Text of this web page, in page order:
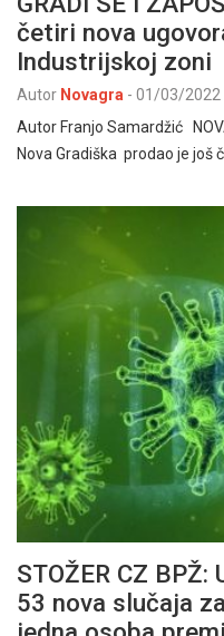
četiri nova
Industrijskoj zoni
Autor Novagra - 01/03/2022
Autor Franjo Samardžić
Nova Gradiška prodao je još
STOŽER CZ
53 nova slučaja